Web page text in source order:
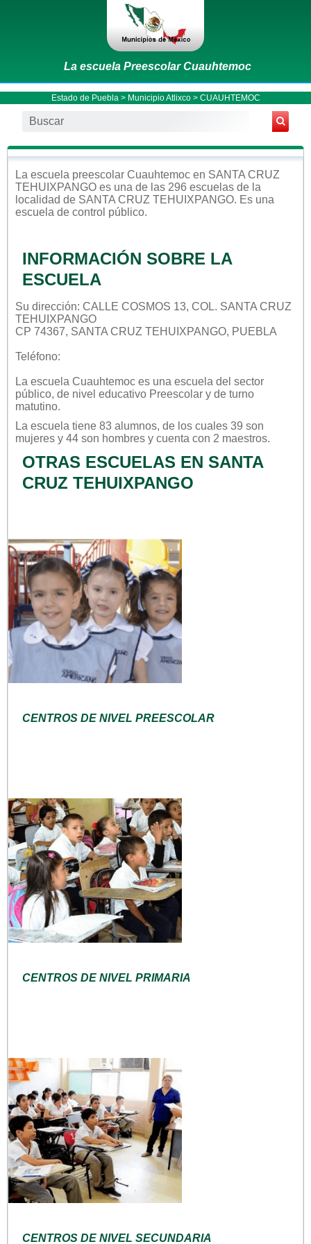
La escuela Preescolar Cuauhtemoc
Estado de Puebla > Municipio Atlixco> CUAUHTEMOC
La escuela preescolar Cuauhtemoc en SANTA CRUZ
TEHUIXPANGO es una de las 296 escuelas de la
localidad de SANTA CRUZ TEHUIXPANGO. Es una
escuela de control público.
INFORMACIÓN SOBRE LA
ESCUELA
Su dirección: CALLE COSMOS 13, COL. SANTA CRUZ
TEHUIXPANGO
CP 74367, SANTA CRUZ TEHUIXPANGO, PUEBLA
Teléfono:
La escuela Cuauhtemoc es una escuela del sector
público, de nivel educativo Preescolar y de turno
matutino.
La escuela tiene 83 alumnos, de los cuales 39 son
mujeres y 44 son hombres y cuenta con 2 maestros.
OTRAS ESCUELAS EN SANTA
CRUZ TEHUIXPANGO
CENTROS DE NIVEL PREESCOLAR
CENTROS DE NIVEL PRIMARIA
CENTROS DE NIVEL SECUNDARIA